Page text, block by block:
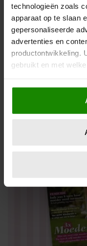
technologieën zoals
apparaat op te slaan
gepersonaliseerde
advertenties en
productontwikkeling.
gebruikt en met
Als u het toestaat,
Informatie
die tot een paar
op specifieke
verwerkt en stel uw
intrekken in de
We gebruiken
personaliseren, om
en om ons
De nieuwe